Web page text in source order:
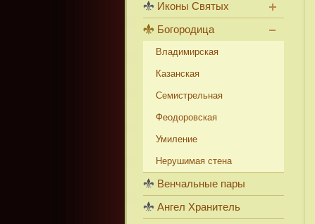
Иконы Святых
Богородица
Владимирская
Казанская
Семистрельная
Феодоровская
Умиление
Нерушимая стена
Венчальные пары
Ангел Хранитель